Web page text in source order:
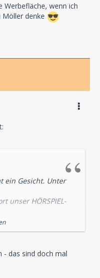
Werbefläche, wenn ich
Möller denke
ein Gesicht. Unter
unser HÖRSPIEL-
den blauen
ist
seinen Weg ins
- das sind doch mal